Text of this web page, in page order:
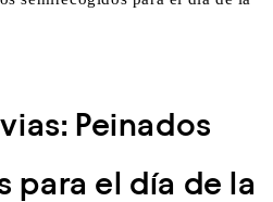
Peinados
para el día de la